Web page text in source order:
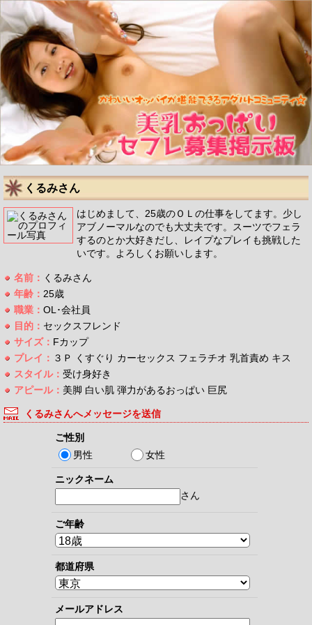
くるみさん
はじめまして、25歳のＯＬの仕事をしてます。少し
アブノーマルなのでも大丈夫です。スーツでフェラ
するのとか大好きだし、レイプなプレイも挑戦した
いです。よろしくお願いします。
名前： くるみさん
年齢： 25歳
職業： OL･会社員
目的： セックスフレンド
サイズ： Fカップ
プレイ： ３Ｐ くすぐり カーセックス フェラチオ 乳首責め キス
スタイル： 受け身好き
アピール： 美脚 白い肌 弾力があるおっぱい 巨尻
くるみさんへメッセージを送信